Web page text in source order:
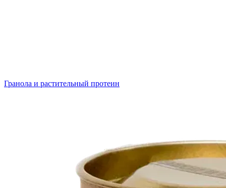
Гранола и растительный протеин